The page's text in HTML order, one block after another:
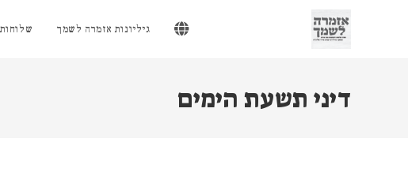
גיליונות אזמרה לשמך שלוחות
דיני תשעת הימים